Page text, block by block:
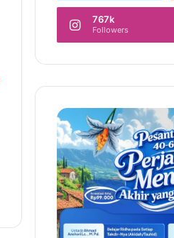
767k
Followers